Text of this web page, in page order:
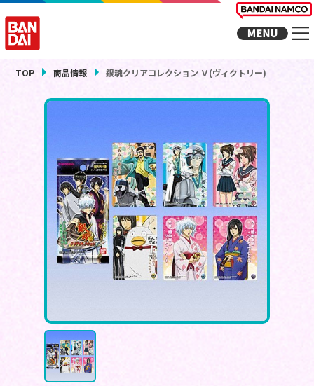
TOP 商品情報 銀魂クリアコレクション Ｖ(ヴィクトリー)